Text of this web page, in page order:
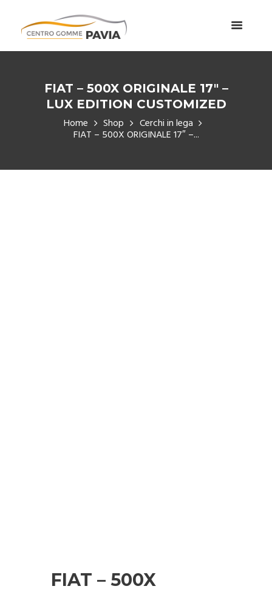
FIAT – 500X ORIGINALE 17″ –
LUX EDITION CUSTOMIZED
Home Shop Cerchi in lega
FIAT – 500X ORIGINALE 17″ –...
FIAT – 500X